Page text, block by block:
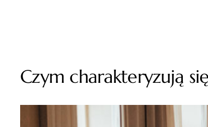
Czym charakteryzują